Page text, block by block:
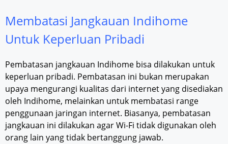
Membatasi Jangkauan Indihome
Untuk Keperluan Pribadi
Pembatasan jangkauan Indihome bisa dilakukan untuk
keperluan pribadi. Pembatasan ini bukan merupakan
upaya mengurangi kualitas dari internet yang disediakan
oleh Indihome, melainkan untuk membatasi range
penggunaan jaringan internet. Biasanya, pembatasan
jangkauan ini dilakukan agar Wi-Fi tidak digunakan oleh
orang lain yang tidak bertanggung jawab.